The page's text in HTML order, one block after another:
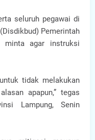
seluruh pegawai di
Pemerintah
minta agar instruksi
tidak melakukan
apapun,” tegas
Lampung, Senin